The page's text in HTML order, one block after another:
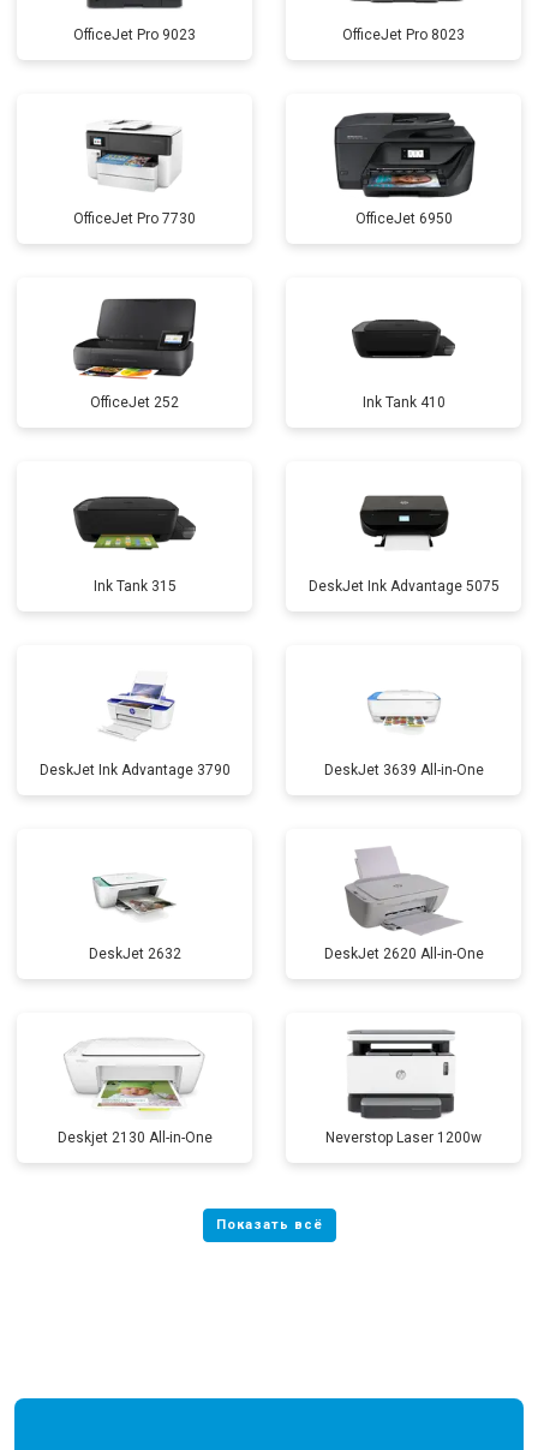
OfficeJet Pro 9023 OfficeJet Pro 8023
OfficeJet Pro 7730 OfficeJet 6950
OfficeJet 252 Ink Tank 410
Ink Tank 315 DeskJet Ink Advantage 5075
DeskJet Ink Advantage 3790 DeskJet 3639 All-in-One
DeskJet 2632 DeskJet 2620 All-in-One
Deskjet 2130 All-in-One Neverstop Laser 1200w